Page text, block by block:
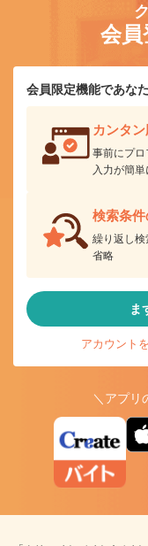
会員
会員限定機能であな
カンタ
事前にプ
入力が簡単
検索条
繰り返し
省略
ま
アカウント
＼アプリ